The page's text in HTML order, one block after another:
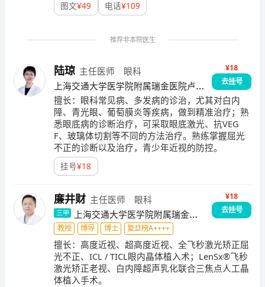
帜，眼眶病的诊断与治疗水平、治愈率、手术数量以及
域，我们逐步形成了以眼眶肿瘤的手术治疗为龙头重
眼眶骨折的修复治疗、眼眶整形美容的手术治疗为辅助
特色的发展格局。长征医院眼眶病诊治中心现拥有全套
最先进的眼眶手术设备、高清晰度手术显微镜以及完备
的数码图像放大采集处理系统。依托长征医院雄厚的科
研基础、先进的仪器设备资源，我中心在眼眶病影像学
诊断、手术学治疗、药物综合治疗等方面的研究拥有得
天独厚的优势，在眼眶肿瘤的基因治疗、眼眶血管畸形
的介入治疗等眼眶病研究的前沿领域均取得了突破性进
展，在眼眶病的影像学诊断、眼眶肿瘤的微损伤手术、
眼眶肿瘤手术的视功能保全、眼眶血管畸形的介入治
疗、甲状腺相关眼病的综合治疗等领域均达到国内领先
甚至国际先进水平。专家团队：程金伟---副主任医师，
副教授马晓晔----副主任医师，副教授李由---主任医师，
教授蔡季平—主任医师，教授魏锐利—主任医师，教授
图文¥49 电话¥109
推荐非本院医生
陆琼 主任医师
眼科
上海交通大学医学院附属瑞金医院卢湾
分院
¥18
去挂号
擅长： 眼科常见病、多发病的诊治，尤其对白内
障、青光眼、葡萄膜炎等疾病，做到精准治疗；熟
悉眼底病的诊断治疗，可采取眼底激光、抗VEG
F、玻璃体切割等不同的方法治疗。熟练掌握屈光
不正的诊断以及治疗，青少年近视的防控。
挂号¥18
廉井财 主任医师 眼科
三甲
上海交通大学医学院附属瑞金医
院
¥18
去挂号
教授
博导 博士 复旦榜A++++
擅长：高度近视、超高度近视、全飞秒激光矫正屈
光不正、ICL / TICL眼内晶体植入术；LenSx®飞秒
激光矫正老视、白内障超声乳化联合三焦点人工晶
体植入手术。